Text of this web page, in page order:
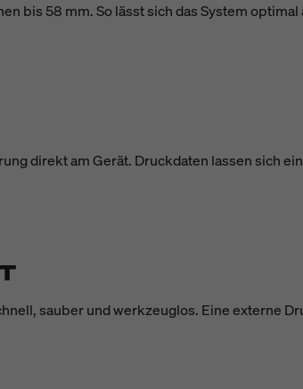
bis 58 mm. So lässt sich das System optimal
direkt am Gerät. Druckdaten lassen sich
sauber und werkzeuglos. Eine externe